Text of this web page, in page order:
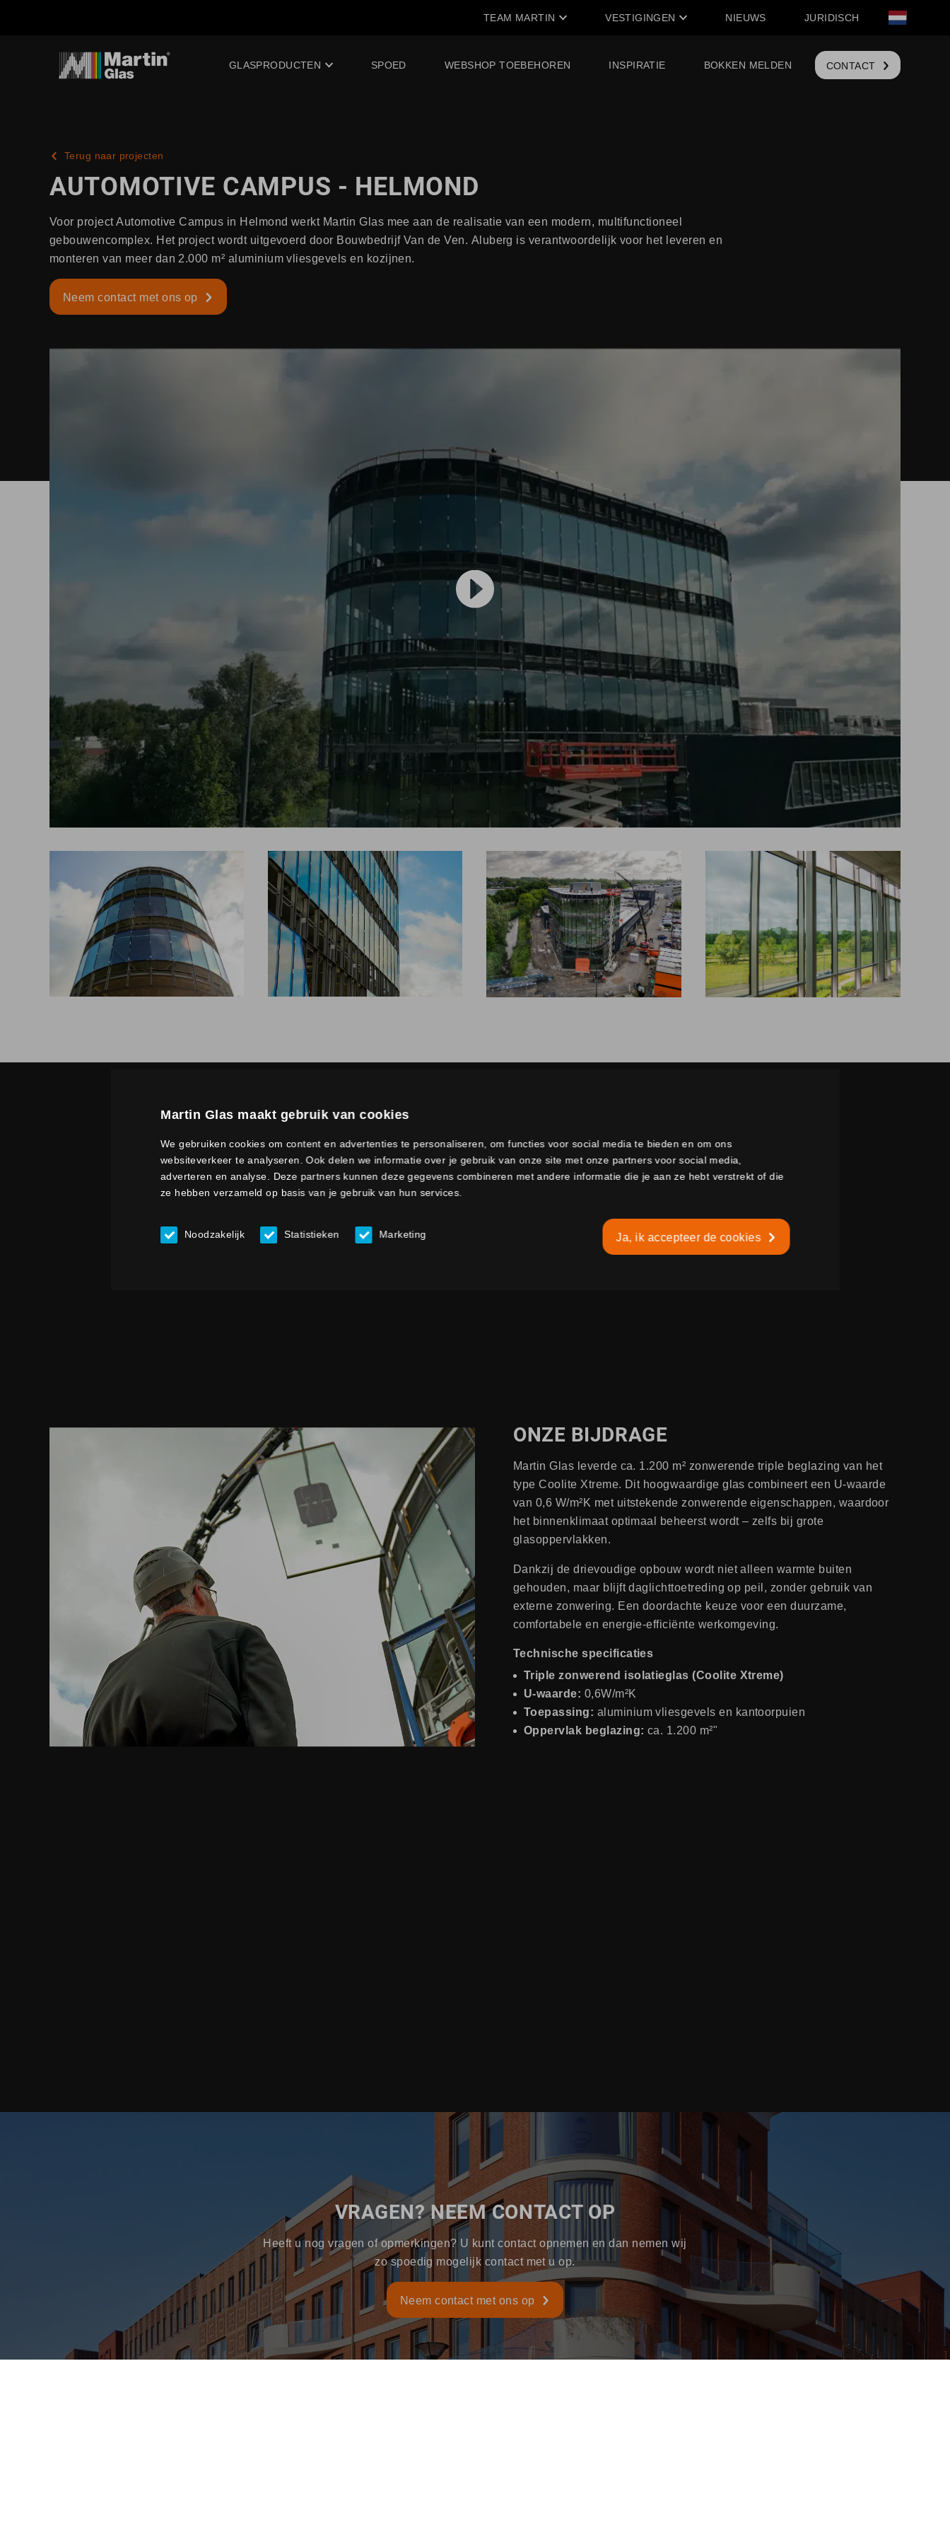
Martin Glas maakt gebruik van cookies
We gebruiken cookies om content en advertenties te personaliseren, om functies voor social media te bieden en om ons
websiteverkeer te analyseren. Ook delen we informatie over je gebruik van onze site met onze partners voor social media,
adverteren en analyse. Deze partners kunnen deze gegevens combineren met andere informatie die je aan ze hebt verstrekt of die
ze hebben verzameld op basis van je gebruik van hun services.
Noodzakelijk Statistieken Marketing Ja, ik accepteer de cookies
TEAM MARTIN VESTIGINGEN NIEUWS JURIDISCH
GLASPRODUCTEN SPOED WEBSHOP TOEBEHOREN INSPIRATIE BOKKEN MELDEN CONTACT
Terug naar projecten
AUTOMOTIVE CAMPUS - HELMOND
Voor project Automotive Campus in Helmond werkt Martin Glas mee aan de realisatie van een modern, multifunctioneel
gebouwencomplex. Het project wordt uitgevoerd door Bouwbedrijf Van de Ven. Aluberg is verantwoordelijk voor het leveren en
monteren van meer dan 2.000 m² aluminium vliesgevels en kozijnen.
Neem contact met ons op
ONZE BIJDRAGE
Martin Glas leverde ca. 1.200 m² zonwerende triple beglazing van het
type Coolite Xtreme. Dit hoogwaardige glas combineert een U-waarde
van 0,6 W/m²K met uitstekende zonwerende eigenschappen, waardoor
het binnenklimaat optimaal beheerst wordt – zelfs bij grote
glasoppervlakken.
Dankzij de drievoudige opbouw wordt niet alleen warmte buiten
gehouden, maar blijft daglichttoetreding op peil, zonder gebruik van
externe zonwering. Een doordachte keuze voor een duurzame,
comfortabele en energie-efficiënte werkomgeving.
Technische specificaties
Triple zonwerend isolatieglas (Coolite Xtreme)
U-waarde: 0,6W/m²K
Toepassing: aluminium vliesgevels en kantoorpuien
Oppervlak beglazing: ca. 1.200 m²"
VRAGEN? NEEM CONTACT OP
Heeft u nog vragen of opmerkingen? U kunt contact opnemen en dan nemen wij
zo spoedig mogelijk contact met u op.
Neem contact met ons op